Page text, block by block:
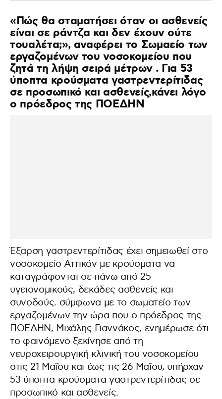
«Πώς θα σταματήσει όταν οι ασθενείς
είναι σε ράντζα και δεν έχουν ούτε
τουαλέτα;», αναφέρει το Σωμαείο των
εργαζομένων του νοσοκομείου που
ζητά τη λήψη σειρά μέτρων . Για 53
ύποπτα κρούσματα γαστρεντερίτιδας
σε προσωπικό και ασθενείς,κάνει λόγο
ο πρόεδρος της ΠΟΕΔΗΝ
Έξαρση γαστρεντερίτιδας έχει σημειωθεί στο
νοσοκομείο Αττικόν με κρούσματα να
καταγράφονται σε πάνω από 25
υγειονομικούς, δεκάδες ασθενείς και
συνοδούς. σύμφωνα με το σωματείο των
εργαζομένων την ώρα που ο πρόεδρος της
ΠΟΕΔΗΝ, Μιχάλης Γιαννάκος, ενημέρωσε ότι
το φαινόμενο ξεκίνησε από τη
νευροχειρουργική κλινική του νοσοκομείου
στις 21 Μαΐου και έως τις 26 Μαΐου, υπήρχαν
53 ύποπτα κρούσματα γαστρεντερίτιδας σε
προσωπικό και ασθενείς.